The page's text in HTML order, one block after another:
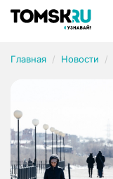
Главная Новости